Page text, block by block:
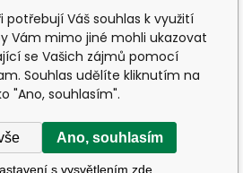
potřebují Váš souhlas k využití
Vám mimo jiné mohli ukazovat
se Vašich zájmů pomocí
Souhlas udělíte kliknutím na
"Ano, souhlasím".
Ano, souhlasím
s vysvětlením zde